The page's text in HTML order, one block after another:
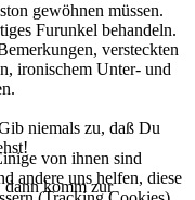
gewöhnen müssen.
Furunkel behandeln.
versteckten
ironischem Unter- und
niemals zu, daß Du
komm zur
von ihnen sind
andere uns helfen, diese